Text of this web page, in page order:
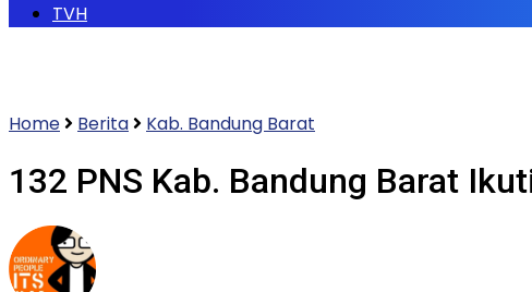
TVH
Home Berita Kab. Bandung Barat
132 PNS Kab. Bandung Barat